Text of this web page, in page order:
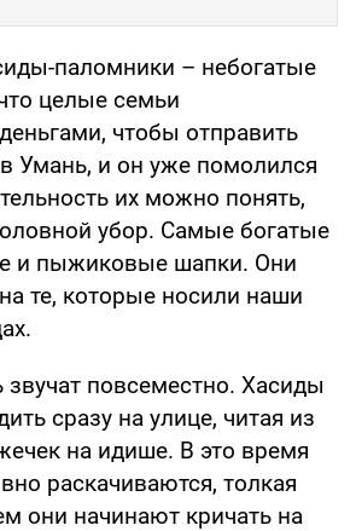
паломники – небогатые
целые семьи
чтобы отправить
Умань, и он уже помолился
их можно понять,
убор. Самые богатые
и пыжиковые шапки. Они
те, которые носили наши
повсеместно. Хасиды
сразу на улице, читая из
на идише. В это время
раскачиваются, толкая
они начинают кричать на